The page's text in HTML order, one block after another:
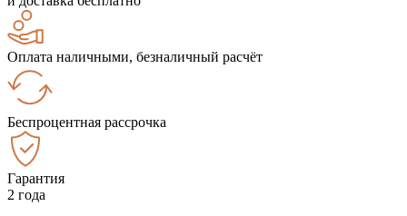
Оплата наличными, безналичный расчёт
Беспроцентная рассрочка
Гарантия
2 года